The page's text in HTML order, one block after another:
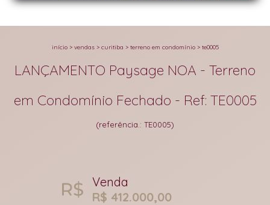
início> vendas> curitiba > terreno em condomínio> te0005
LANÇAMENTO Paysage NOA - Terreno
em Condomínio Fechado - Ref: TE0005
(referência.: TE0005)
Venda
R$ 412.000,00